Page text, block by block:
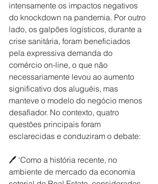
intensamente os impactos negativos
do knockdown na pandemia. Por outro
lado, os galpões logísticos, durante a
crise sanitária, foram beneficiados
pela expressiva demanda do
comércio on-line, o que não
necessariamente levou ao aumento
significativo dos aluguéis, mas
manteve o modelo do negócio menos
desafiador. No contexto, quatro
questões principais foram
esclarecidas e conduziram o debate:
🖊 ‘Como a história recente, no
ambiente de mercado da economia